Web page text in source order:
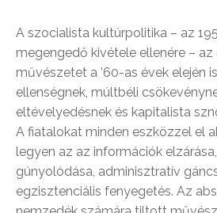
A szocialista kultúrpolitika – az
megengedő kivétele ellenére –
művészetet a ’60-as évek elején
ellenségnek, múltbéli
eltévelyedésnek és kapitalista
A fiatalokat minden eszközzel el
legyen az az információk
gúnyolódása, adminisztratív
egzisztenciális fenyegetés. Az